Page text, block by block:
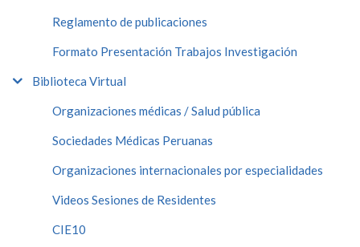
Reglamento de publicaciones
Formato Presentación Trabajos Investigación
Biblioteca Virtual
Organizaciones médicas / Salud pública
Sociedades Médicas Peruanas
Organizaciones internacionales por especialidades
Videos Sesiones de Residentes
CIE10